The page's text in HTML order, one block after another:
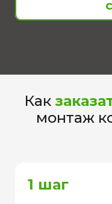
Как
монтаж
1 шаг